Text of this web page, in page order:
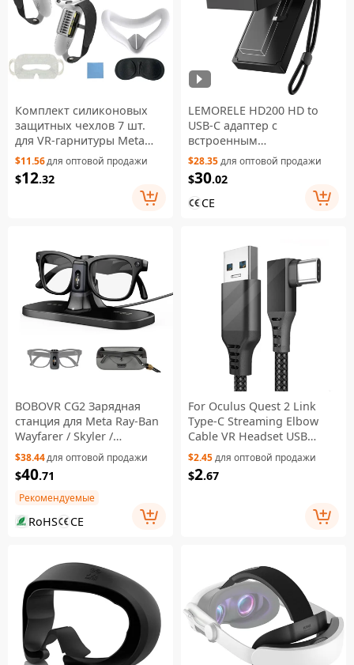
Комплект силиконовых
защитных чехлов 7 шт.
для VR-гарнитуры Meta
Quest 3S, ручки
контроллера с защитой от
падений и
$11.56для оптовой продажи
$12.32
LEMORELE HD200 HD to
USB-C адаптер с
встроенным
аккумулятором 5000 мА·ч,
конвертер 4K / 60 Гц для
Fire TV Stick, совместим с
AR-очками / USB-C
$28.35для оптовой продажи
$30.02
CE
BOBOVR CG2 Зарядная
станция для Meta Ray-Ban
Wayfarer / Skyler /
Headliner Умные AI-очки 3
в 1 Зарядная станция с
портативным
аккумулятором и чехлом
— Черный
$38.44для оптовой продажи
$40.71
Рекомендуемые
RoHS CE
For Oculus Quest 2 Link
Type-C Streaming Elbow
Cable VR Headset USB
Cable - 3m
$2.45для оптовой продажи
$2.67